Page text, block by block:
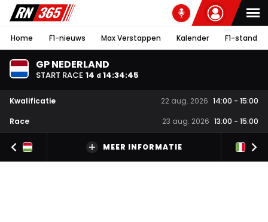
Home F1-nieuws Max Verstappen Kalender F1-stand
GP NEDERLAND
START RACE 14 d 14:34:44
Kwalificatie 22 aug. 2026 14:00 - 15:00
Race
23 aug. 2026 13:00 - 15:00
MEER INFORMATIE